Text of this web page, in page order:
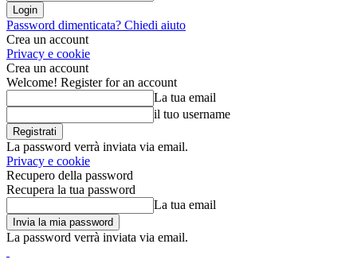
Password dimenticata? Chiedi aiuto
Crea un account
Privacy e cookie
Crea un account
Welcome! Register for an account
La tua email
il tuo username
La password verrà inviata via email.
Privacy e cookie
Recupero della password
Recupera la tua password
La tua email
La password verrà inviata via email.